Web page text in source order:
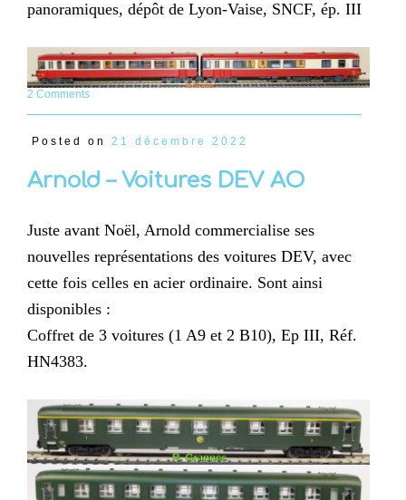
panoramiques, dépôt de Lyon-Vaise, SNCF, ép. III
2 Comments
Posted on 21 décembre 2022
Arnold – Voitures DEV AO
Juste avant Noël, Arnold commercialise ses
nouvelles représentations des voitures DEV, avec
cette fois celles en acier ordinaire. Sont ainsi
disponibles :
Coffret de 3 voitures (1 A9 et 2 B10), Ep III, Réf.
HN4383.